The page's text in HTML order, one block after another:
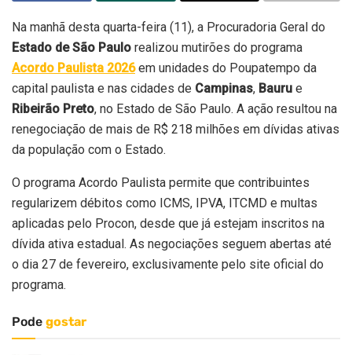
Na manhã desta quarta-feira (11), a Procuradoria Geral do
Estado de São Paulo realizou mutirões do programa
Acordo Paulista 2026em unidades do Poupatempo da
capital paulista e nas cidades de Campinas, Bauru e
Ribeirão Preto, no Estado de São Paulo. A ação resultou na
renegociação de mais de R$ 218 milhões em dívidas ativas
da população com o Estado.
O programa Acordo Paulista permite que contribuintes
regularizem débitos como ICMS, IPVA, ITCMD e multas
aplicadas pelo Procon, desde que já estejam inscritos na
dívida ativa estadual. As negociações seguem abertas até
o dia 27 de fevereiro, exclusivamente pelo site oficial do
programa.
Pode gostar